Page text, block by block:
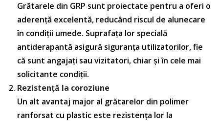
Grătarele din GRP sunt proiectate pentru a oferi o
aderență excelentă, reducând riscul de alunecare
în condiții umede. Suprafața lor specială
antiderapantă asigură siguranța utilizatorilor, fie
că sunt angajați sau vizitatori, chiar și în cele mai
solicitante condiții.
Rezistență la coroziune
Un alt avantaj major al grătarelor din polimer
ranforsat cu plastic este rezistența lor la